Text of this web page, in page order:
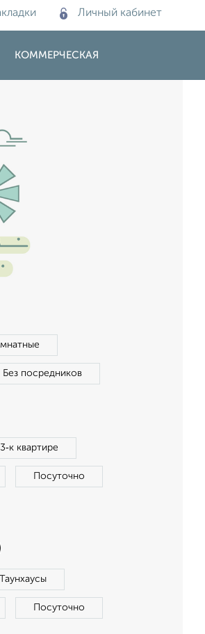
Личный кабинет
КОММЕРЧЕСКАЯ
Без посредников
квартире
Посуточно
Таунхаусы
Посуточно